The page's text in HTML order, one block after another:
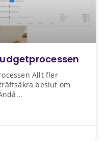
Allt fler
beslut om